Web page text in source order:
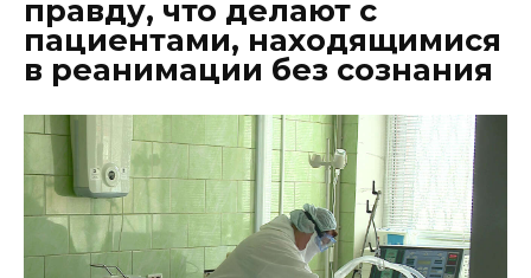
правду, что делают с
пациентами, находящимися
в реанимации без сознания